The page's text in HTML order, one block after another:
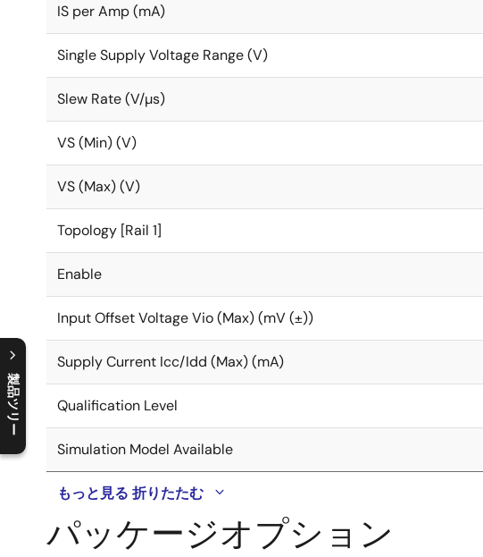
製品ツリー
C
l
o
s
e
p
r
o
d
u
c
t
t
r
e
e
m
e
n
O
p
e
n
p
r
o
d
u
c
t
t
r
e
e
m
e
n
IS per Amp (mA)
Single Supply Voltage Range (V)
Slew Rate (V/µs)
VS (Min) (V)
VS (Max) (V)
Topology [Rail 1]
Enable
Input Offset Voltage Vio (Max) (mV (±))
Supply Current Icc/Idd (Max) (mA)
Qualification Level
Simulation Model Available
もっと見る 折りたたむ
パッケージオプション